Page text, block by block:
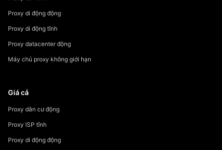
Proxy di động động
Proxy di động tĩnh
Proxy datacenter động
Máy chủ proxy không giới hạn
Giá cả
Proxy dân cư động
Proxy ISP tĩnh
Proxy di động động